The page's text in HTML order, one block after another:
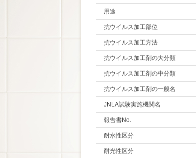
用途
抗ウイルス加工部位
抗ウイルス加工方法
抗ウイルス加工剤の大分類
抗ウイルス加工剤の中分類
抗ウイルス加工剤の一般名
JNLA試験実施機関名
報告書No.
耐水性区分
耐光性区分